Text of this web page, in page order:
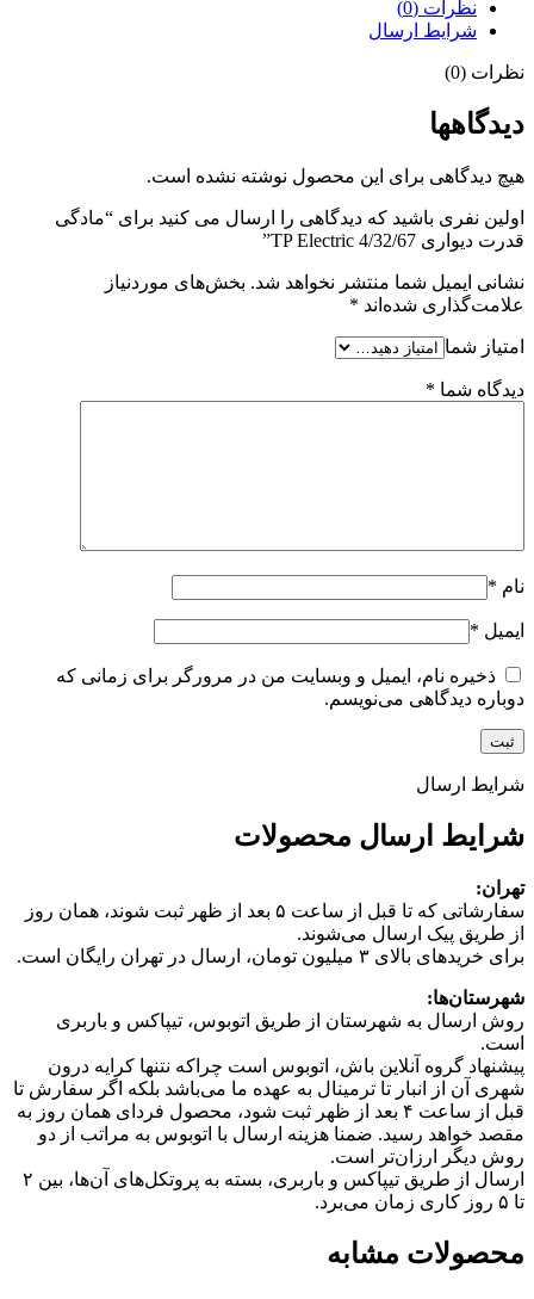
نظرات (0)
شرایط ارسال
نظرات (0)
دیدگاهها
هیچ دیدگاهی برای این محصول نوشته نشده است.
اولین نفری باشید که دیدگاهی را ارسال می کنید برای “مادگی
قدرت دیواری 4/32/67 TP Electric”
نشانی ایمیل شما منتشر نخواهد شد. بخش‌های موردنیاز
علامت‌گذاری شده‌اند *
امتیاز شما
دیدگاه شما *
نام *
ایمیل *
ذخیره نام، ایمیل و وبسایت من در مرورگر برای زمانی که
دوباره دیدگاهی می‌نویسم.
شرایط ارسال
شرایط ارسال محصولات
تهران:
سفارشاتی که تا قبل از ساعت ۵ بعد از ظهر ثبت شوند، همان روز
از طریق پیک ارسال می‌شوند.
برای خریدهای بالای ۳ میلیون تومان، ارسال در تهران رایگان است.
شهرستان‌ها:
روش ارسال به شهرستان از طریق اتوبوس، تیپاکس و باربری
است.
پیشنهاد گروه آنلاین باش، اتوبوس است چرا‌که نتنها کرایه درون
شهری آن از انبار تا ترمینال به عهده ما می‌باشد بلکه اگر سفارش تا
قبل از ساعت ۴ بعد از ظهر ثبت شود، محصول فردای همان روز به
مقصد خواهد رسید. ضمنا هزینه ارسال با اتوبوس به مراتب از دو
روش دیگر ارزان‌تر است.
ارسال از طریق تیپاکس و باربری، بسته به پروتکل‌های آن‌ها، بین ۲
تا ۵ روز کاری زمان می‌برد.
محصولات مشابه